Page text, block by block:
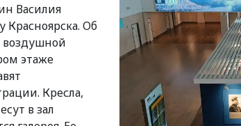
Василия
Красноярска. Об
воздушной
этаже
Кресла,
в зал